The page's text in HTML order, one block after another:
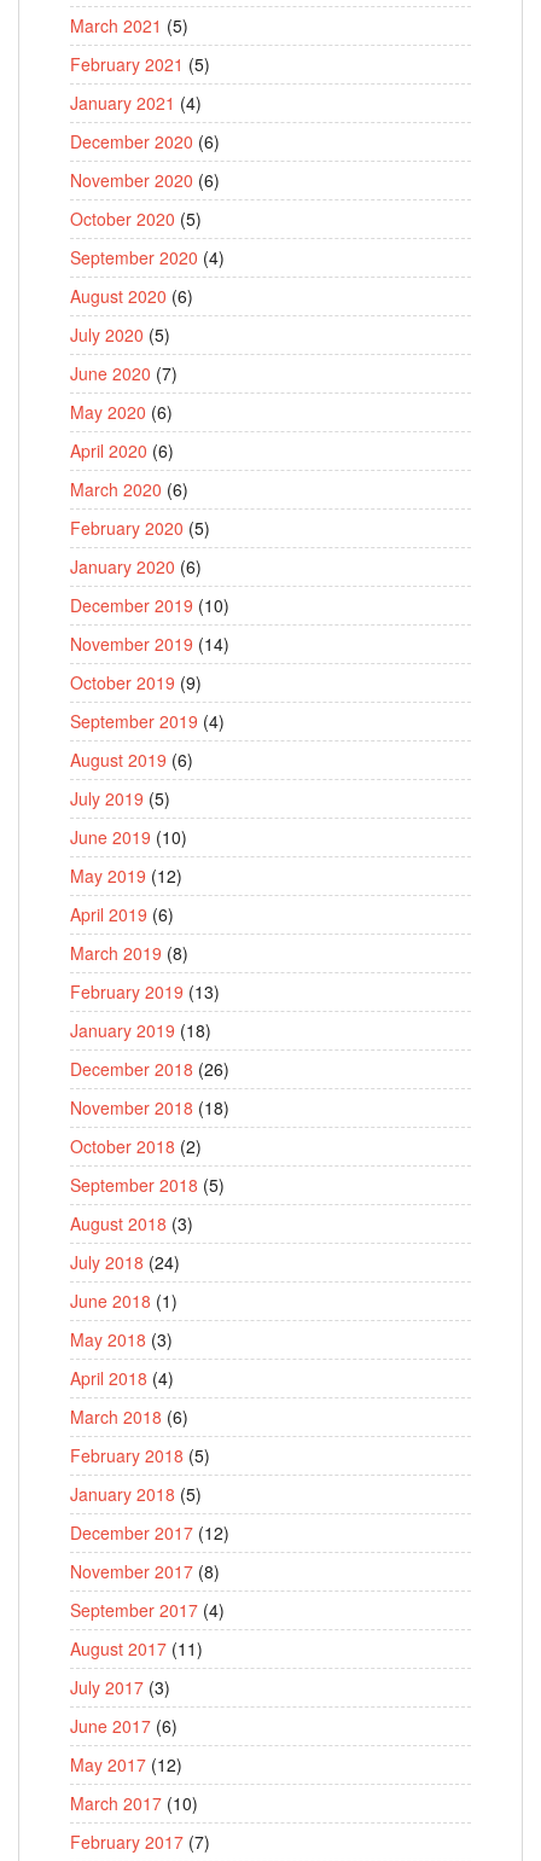
March 2021 (5)
February 2021 (5)
January 2021 (4)
December 2020 (6)
November 2020 (6)
October 2020 (5)
September 2020 (4)
August 2020 (6)
July 2020 (5)
June 2020 (7)
May 2020 (6)
April 2020 (6)
March 2020 (6)
February 2020 (5)
January 2020 (6)
December 2019 (10)
November 2019 (14)
October 2019 (9)
September 2019 (4)
August 2019 (6)
July 2019 (5)
June 2019 (10)
May 2019 (12)
April 2019 (6)
March 2019 (8)
February 2019 (13)
January 2019 (18)
December 2018 (26)
November 2018 (18)
October 2018 (2)
September 2018 (5)
August 2018 (3)
July 2018 (24)
June 2018 (1)
May 2018 (3)
April 2018 (4)
March 2018 (6)
February 2018 (5)
January 2018 (5)
December 2017 (12)
November 2017 (8)
September 2017 (4)
August 2017 (11)
July 2017 (3)
June 2017 (6)
May 2017 (12)
March 2017 (10)
February 2017 (7)